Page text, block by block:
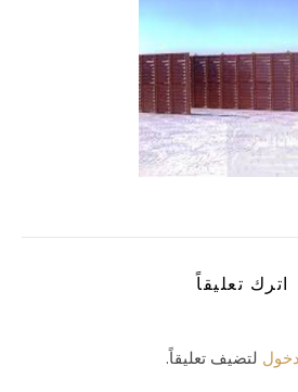
اترك تعليقاً
لتضيف تعليقاً.